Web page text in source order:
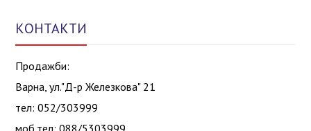
КОНТАКТИ
Продажби:
Варна, ул."Д-р Железкова" 21
тел: 052/303999
моб.тел: 088/5303999